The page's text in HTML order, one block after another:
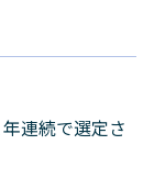
連続で選定さ